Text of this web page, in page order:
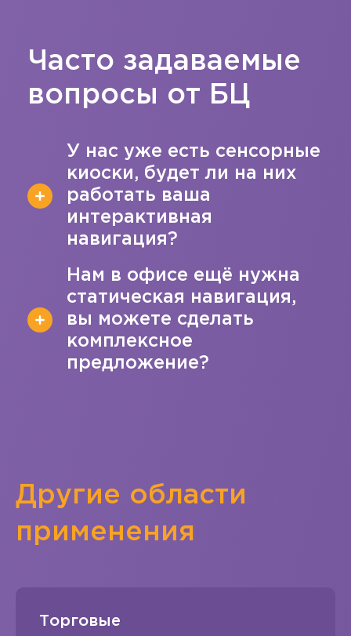
Часто задаваемые
вопросы от БЦ
У нас уже есть сенсорные
киоски, будет ли на них
работать ваша
интерактивная
навигация?
Нам в офисе ещё нужна
статическая навигация,
вы можете сделать
комплексное
предложение?
Другие области
применения
Торговые